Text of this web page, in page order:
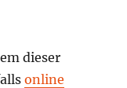
dieser
online